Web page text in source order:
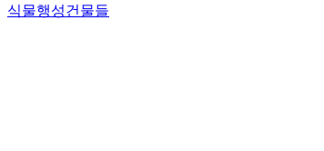
식물행성건물들